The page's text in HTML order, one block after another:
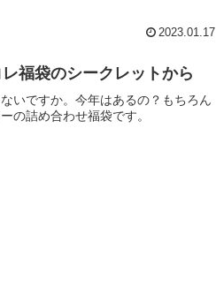
2023.01.17
福袋のシークレットから
いですか。今年はあるの？もちろん
の詰め合わせ福袋です。